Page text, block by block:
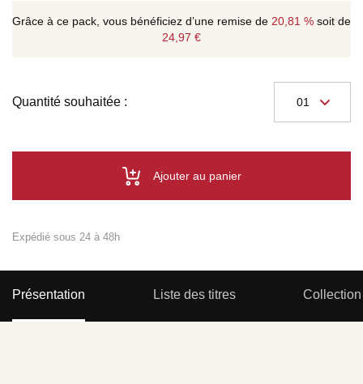
Grâce à ce pack, vous bénéficiez d’une remise de 20,81 % soit de
24,97 €
Quantité souhaitée :
Ajouter au panier
Expédié sous 24 à 48h
Présentation Liste des titres Collection